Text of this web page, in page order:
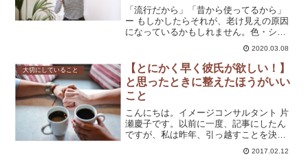
「流行だから」「昔から使ってるから」
ー もしかしたらそれが、老け見えの原因
になっているかもしれません。色・シル
エット・食べものを見直して、今の自分
に合うスタイルを見つけませんか？
2020.03.08
大切にしていること
【とにかく早く彼氏が欲しい！】
と思ったときに整えたほうがいい
こと
こんにちは。イメージコンサルタント 片
瀬慶子です。以前に一度、記事にしたん
ですが、私は昨年、引っ越すことを決め
す。例えば、住む場所を決めるとか、何
2017.02.12